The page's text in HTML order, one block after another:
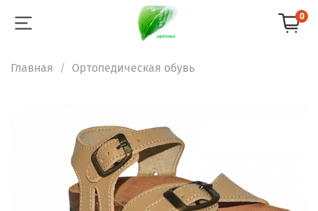
0
Главная Ортопедическая обувь